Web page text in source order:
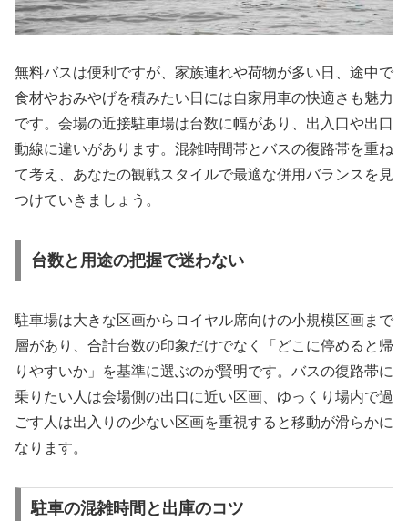
無料バスは便利ですが、家族連れや荷物が多い日、途中で
食材やおみやげを積みたい日には自家用車の快適さも魅力
です。会場の近接駐車場は台数に幅があり、出入口や出口
動線に違いがあります。混雑時間帯とバスの復路帯を重ね
て考え、あなたの観戦スタイルで最適な併用バランスを見
つけていきましょう。
台数と用途の把握で迷わない
駐車場は大きな区画からロイヤル席向けの小規模区画まで
層があり、合計台数の印象だけでなく「どこに停めると帰
りやすいか」を基準に選ぶのが賢明です。バスの復路帯に
乗りたい人は会場側の出口に近い区画、ゆっくり場内で過
ごす人は出入りの少ない区画を重視すると移動が滑らかに
なります。
駐車の混雑時間と出庫のコツ